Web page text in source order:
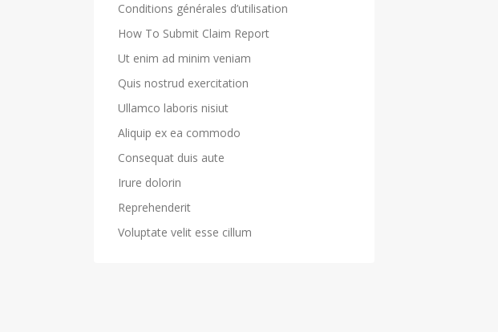
Conditions générales d’utilisation
How To Submit Claim Report
Ut enim ad minim veniam
Quis nostrud exercitation
Ullamco laboris nisiut
Aliquip ex ea commodo
Consequat duis aute
Irure dolorin
Reprehenderit
Voluptate velit esse cillum